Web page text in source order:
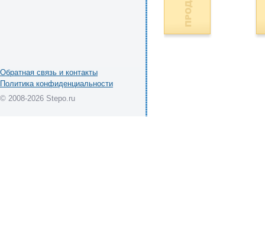
Обратная связь и контакты
Политика конфиденциальности
© 2008-2026 Stepo.ru